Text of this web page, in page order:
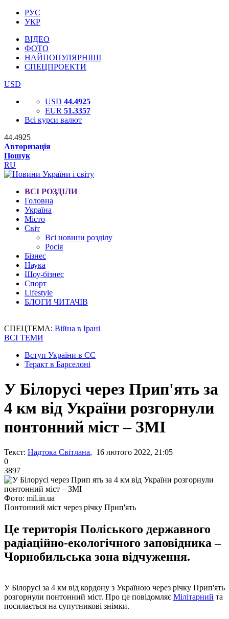
РУС
УКР
ВІДЕО
ФОТО
НАЙПОПУЛЯРНІШІ
СПЕЦПРОЕКТИ
USD
USD 44.4925
EUR 51.3357
Всі курси валют
44.4925
Авторизація
Пошук
RU
ВСІ РОЗДІЛИ
Головна
Україна
Місто
Світ
Всі новини розділу
Росія
Бізнес
Наука
Шоу-бізнес
Спорт
Lifestyle
БЛОГИ ЧИТАЧІВ
СПЕЦТЕМА: Війна в Ірані
ВСІ ТЕМИ
Вступ України в ЄС
Теракт в Барселоні
У Білорусі через Прип'ять за
4 км від України розгорнули
понтонний міст – ЗМІ
Текст: Надтока Світлана, 16 лютого 2022, 21:05
0
3897
Фото: mil.in.ua
Понтонний міст через річку Прип'ять
Це територія Поліського державного
радіаційно-екологічного заповідника –
Чорнобильська зона відчуження.
У Білорусі за 4 км від кордону з Україною через річку Прип'ять
розгорнули понтонний міст. Про це повідомляє Мілітарний та
посилається на супутникові знімки.